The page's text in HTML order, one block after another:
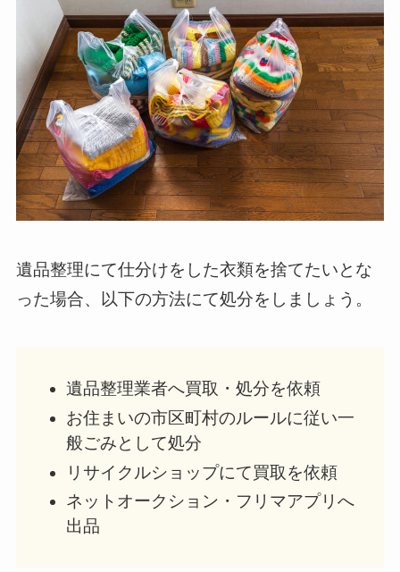
遺品整理にて仕分けをした衣類を捨てたいとな
った場合、以下の方法にて処分をしましょう。
遺品整理業者へ買取・処分を依頼
お住まいの市区町村のルールに従い一
般ごみとして処分
リサイクルショップにて買取を依頼
ネットオークション・フリマアプリへ
出品